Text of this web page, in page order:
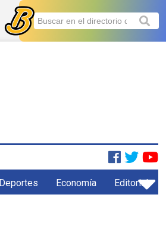
Deportes Economía Editorial